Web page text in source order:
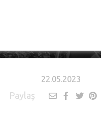
22.05.2023
Paylaş